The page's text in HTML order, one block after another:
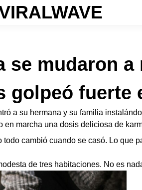
se mudaron a
fuerte
a su hermana y su familia
marcha una dosis deliciosa de
cambió cuando se casó. Lo que
de tres habitaciones. No es